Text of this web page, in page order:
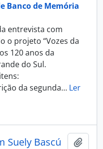
Banco de Memória
entrevista com
o projeto “Vozes da
120 anos da
do Sul.
da segunda… Ler
Suely Bascú